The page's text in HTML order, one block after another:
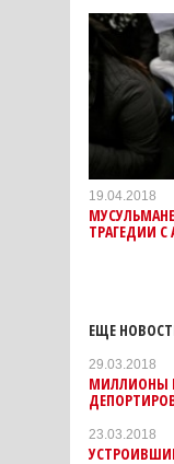
19.04.2018
ТРАГЕДИИ
ЕЩЕ
29.03.2018
МИЛЛИОНЫ
23.03.2018